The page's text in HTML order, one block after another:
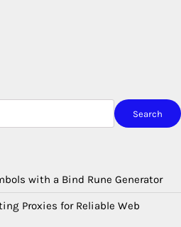
Search
with a Bind Rune Generator
Proxies for Reliable Web